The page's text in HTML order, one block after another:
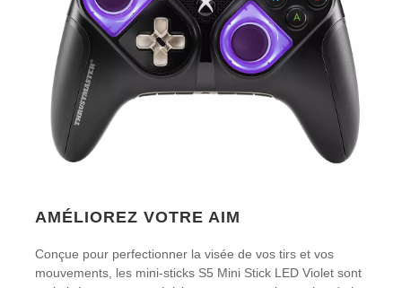
AMÉLIOREZ VOTRE AIM
Conçue pour perfectionner la visée de vos tirs et vos
mouvements, les mini-sticks S5 Mini Stick LED Violet sont